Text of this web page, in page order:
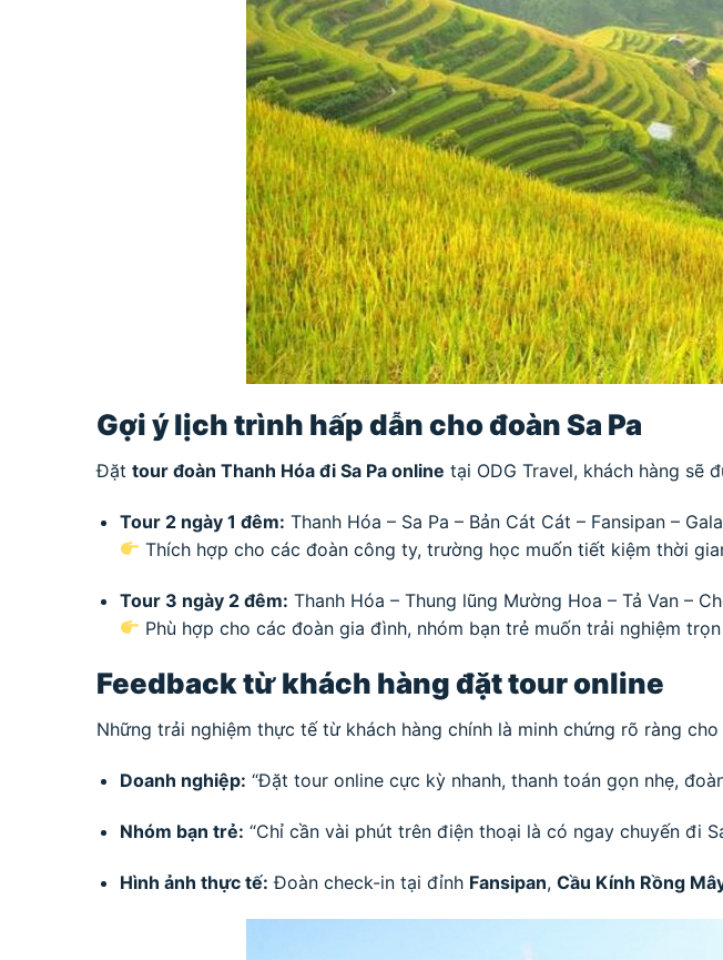
Gợi ý lịch trình hấp dẫn cho đoàn Sa Pa
Đặt tour đoàn Thanh Hóa đi Sa Pa online tại ODG Travel, khách hàng sẽ
Tour 2 ngày 1 đêm: Thanh Hóa – Sa Pa – Bản Cát Cát – Fansipan –
Thích hợp cho các đoàn công ty, trường học muốn tiết kiệm thời
Tour 3 ngày 2 đêm: Thanh Hóa – Thung lũng Mường Hoa – Tả Van –
Phù hợp cho các đoàn gia đình, nhóm bạn trẻ muốn trải nghiệm
Feedback từ khách hàng đặt tour online
Những trải nghiệm thực tế từ khách hàng chính là minh chứng rõ ràng
Doanh nghiệp: “Đặt tour online cực kỳ nhanh, thanh toán gọn nhẹ,
Nhóm bạn trẻ: “Chỉ cần vài phút trên điện thoại là có ngay chuyến đi
Hình ảnh thực tế: Đoàn check-in tại đỉnh Fansipan, Cầu Kính Rồng